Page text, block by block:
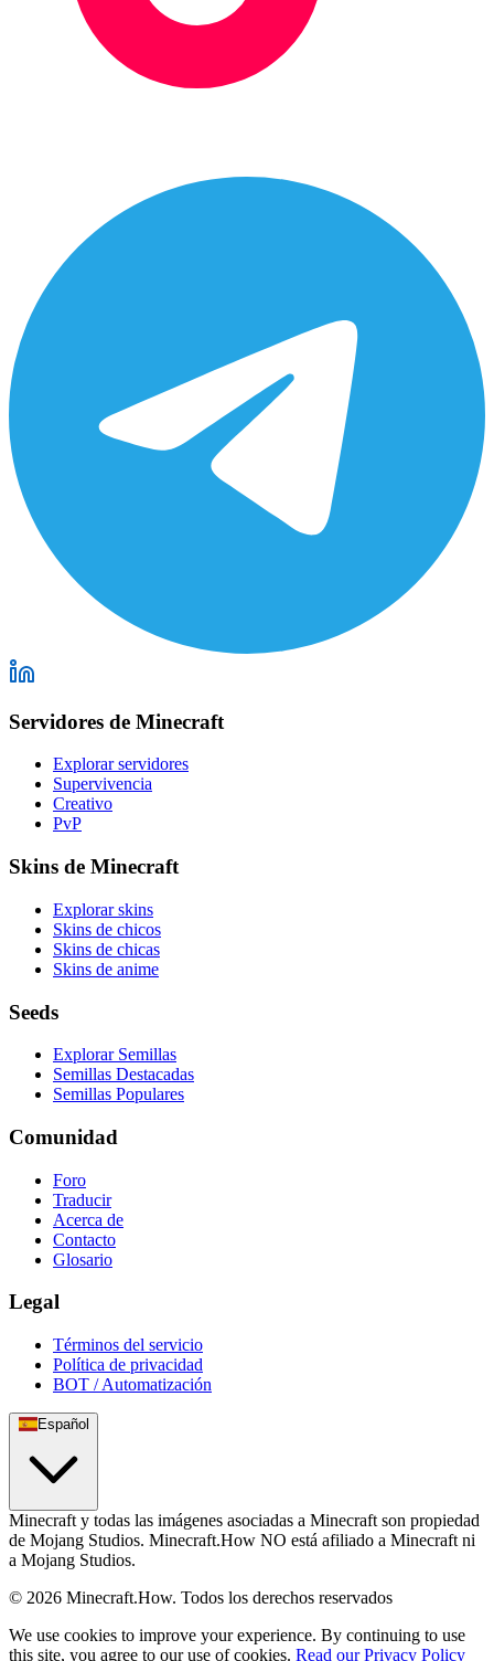
Servidores de Minecraft
Explorar servidores
Supervivencia
Creativo
PvP
Skins de Minecraft
Explorar skins
Skins de chicos
Skins de chicas
Skins de anime
Seeds
Explorar Semillas
Semillas Destacadas
Semillas Populares
Comunidad
Foro
Traducir
Acerca de
Contacto
Glosario
Legal
Términos del servicio
Política de privacidad
BOT / Automatización
Español
Minecraft y todas las imágenes asociadas a Minecraft son propiedad
de Mojang Studios. Minecraft.How NO está afiliado a Minecraft ni
a Mojang Studios.
© 2026 Minecraft.How. Todos los derechos reservados
We use cookies to improve your experience. By continuing to use
this site, you agree to our use of cookies. Read our Privacy Policy